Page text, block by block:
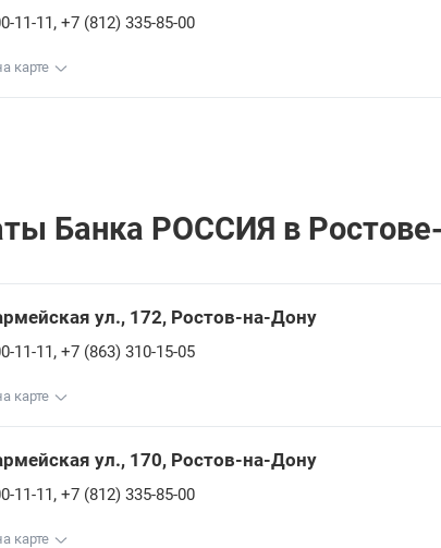
11-11, +7 (812) 335-85-00
карте
Банка РОССИЯ в
ул., 172, Ростов-на-Дону
11-11, +7 (863) 310-15-05
карте
ул., 170, Ростов-на-Дону
11-11, +7 (812) 335-85-00
карте